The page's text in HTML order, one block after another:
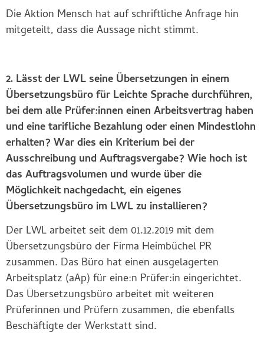
Die Aktion Mensch hat auf schriftliche Anfrage hin
mitgeteilt, dass die Aussage nicht stimmt.
2. Lässt der LWL seine Übersetzungen in einem
Übersetzungsbüro für Leichte Sprache durchführen,
bei dem alle Prüfer:innen einen Arbeitsvertrag haben
und eine tarifliche Bezahlung oder einen Mindestlohn
erhalten? War dies ein Kriterium bei der
Ausschreibung und Auftragsvergabe? Wie hoch ist
das Auftragsvolumen und wurde über die
Möglichkeit nachgedacht, ein eigenes
Übersetzungsbüro im LWL zu installieren?
Der LWL arbeitet seit dem 01.12.2019 mit dem
Übersetzungsbüro der Firma Heimbüchel PR
zusammen. Das Büro hat einen ausgelagerten
Arbeitsplatz (aAp) für eine:n Prüfer:in eingerichtet.
Das Übersetzungsbüro arbeitet mit weiteren
Prüferinnen und Prüfern zusammen, die ebenfalls
Beschäftigte der Werkstatt sind.